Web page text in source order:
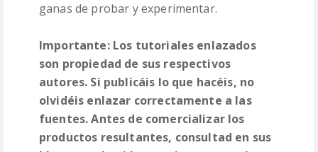
ganas de probar y experimentar.
Importante: Los tutoriales enlazados
son propiedad de sus respectivos
autores. Si publicáis lo que hacéis, no
olvidéis enlazar correctamente a las
fuentes. Antes de comercializar los
productos resultantes, consultad en sus